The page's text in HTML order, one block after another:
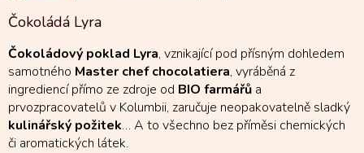
Čokoládá Lyra
Čokoládový poklad Lyra, vznikající pod přísným dohledem
samotného Master chef chocolatiera, vyráběná z
ingrediencí přímo ze zdroje od BIO farmářů a
prvozpracovatelů v Kolumbii, zaručuje neopakovatelně sladký
kulinářský požitek… A to všechno bez příměsi chemických
či aromatických látek.